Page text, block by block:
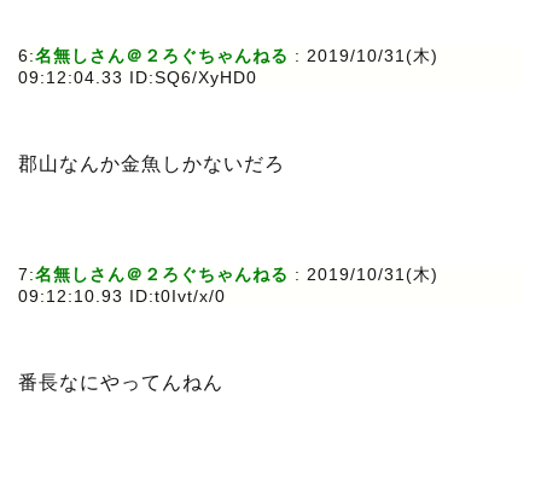
6:名無しさん＠２ろぐちゃんねる : 2019/10/31(木)
09:12:04.33 ID:SQ6/XyHD0
郡山なんか金魚しかないだろ
7:名無しさん＠２ろぐちゃんねる : 2019/10/31(木)
09:12:10.93 ID:t0Ivt/x/0
番長なにやってんねん